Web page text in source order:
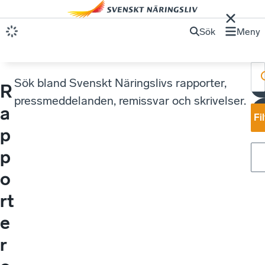
Sök Meny
R
a
p
p
o
rt
e
r
Sök bland Svenskt Näringslivs rapporter,
pressmeddelanden, remissvar och skrivelser.